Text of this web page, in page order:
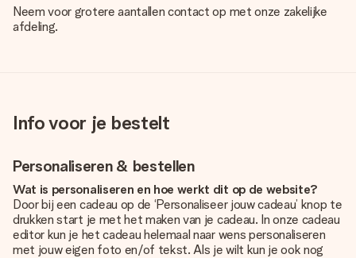
Neem voor grotere aantallen contact op met onze zakelijke
afdeling.
Info voor je bestelt
Personaliseren & bestellen
Wat is personaliseren en hoe werkt dit op de website?
Door bij een cadeau op de ‘Personaliseer jouw cadeau’ knop te
drukken start je met het maken van je cadeau. In onze cadeau
editor kun je het cadeau helemaal naar wens personaliseren
met jouw eigen foto en/of tekst. Als je wilt kun je ook nog